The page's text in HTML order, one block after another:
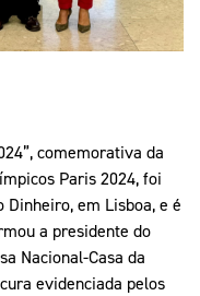
comemorativa da
Paris 2024, foi
em Lisboa, e é
a presidente do
Nacional-Casa da
evidenciada pelos